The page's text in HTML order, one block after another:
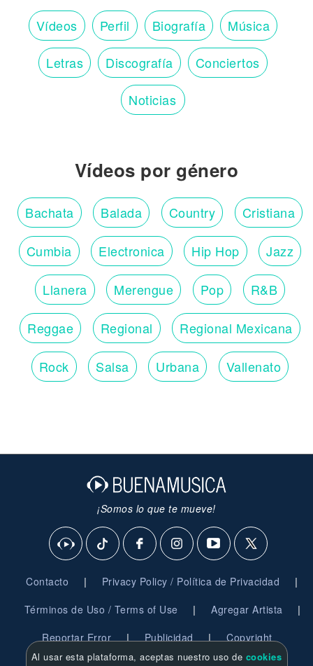
Vídeos Perfil Biografía Música
Letras Discografía Conciertos
Noticias
Vídeos por género
Bachata Balada Country Cristiana
Cumbia Electronica Hip Hop Jazz
Llanera Merengue Pop R&B
Reggae Regional Regional Mexicana
Rock Salsa Urbana Vallenato
¡Somos lo que te mueve!
Contacto | Privacy Policy / Política de Privacidad |
Términos de Uso / Terms of Use | Agregar Artista |
Reportar Error | Publicidad | Copyright
Al usar esta plataforma, aceptas nuestro uso de cookies